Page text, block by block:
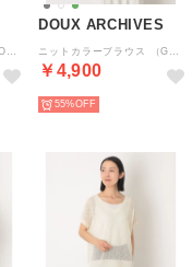
DOUX ARCHIVES
￥4,900
55%